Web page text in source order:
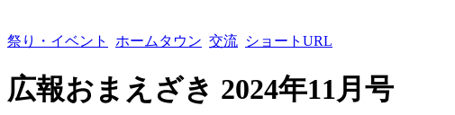
祭り・イベント ホームタウン 交流 ショートURL
広報おまえざき 2024年11月号